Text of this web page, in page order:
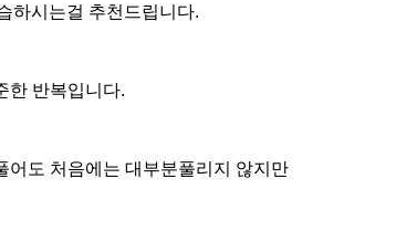
하시는걸 추천드립니다.
한 반복입니다.
어도 처음에는 대부분풀리지 않지만